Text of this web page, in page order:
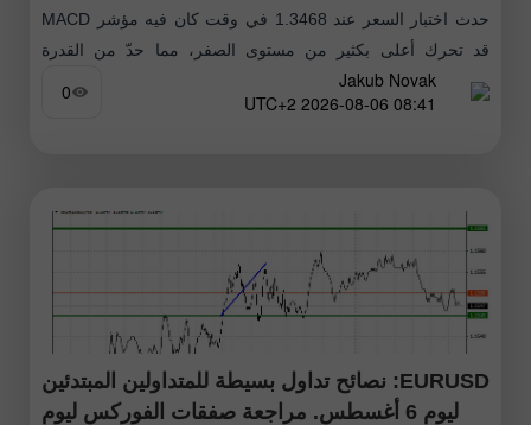
حدث اختبار السعر عند 1.3468 في وقت كان فيه مؤشر MACD
قد تحرك أعلى بكثير من مستوى الصفر، مما حدّ من القدرة
الصعودية للزوج. لهذا السبب لم أشترِ الجنيه. ارتفع
Jakub Novak
08:41 2026-08-06 UTC+2
0
EURUSD: نصائح تداول بسيطة للمتداولين المبتدئين
ليوم 6 أغسطس. مراجعة صفقات الفوركس ليوم